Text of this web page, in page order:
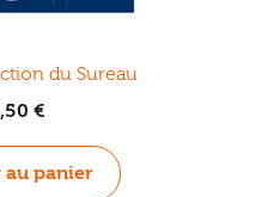
du Sureau
€
panier